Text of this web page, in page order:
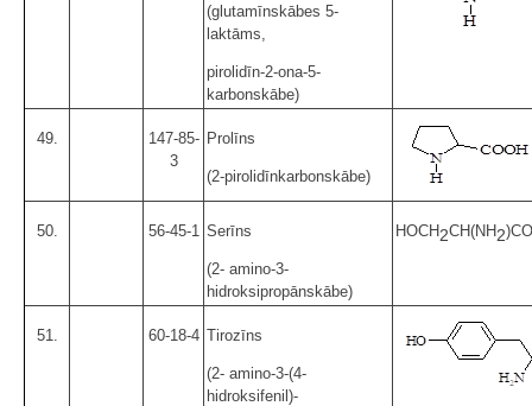
(glutamīnskābes 5-
laktāms,
pirolidīn-2-ona-5-
karbonskābe)
49.
147-85-
3
Prolīns
(2-pirolidīnkarbonskābe)
50. 56-45-1 Serīns
(2- amino-3-
hidroksipropānskābe)
HOCH2CH(NH2
51. 60-18-4 Tirozīns
(2- amino-3-(4-
hidroksifenil)-